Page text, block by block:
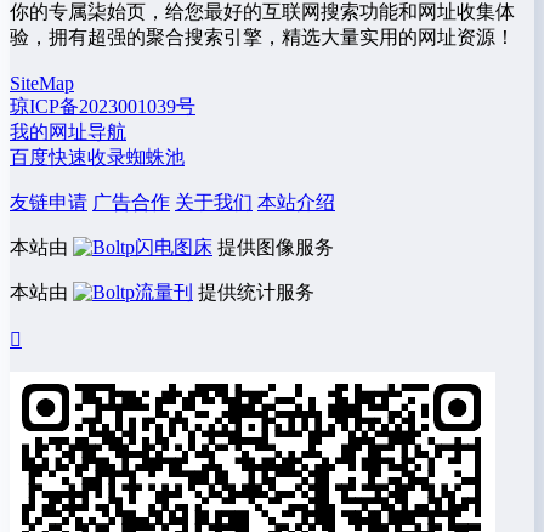
你的专属柒始页，给您最好的互联网搜索功能和网址收集体
验，拥有超强的聚合搜索引擎，精选大量实用的网址资源！
SiteMap
琼ICP备2023001039号
我的网址导航
百度快速收录蜘蛛池
友链申请 广告合作 关于我们 本站介绍
本站由 闪电图床 提供图像服务
本站由 流量刊 提供统计服务